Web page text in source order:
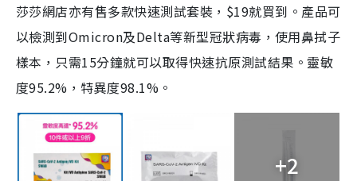
莎莎網店亦有售多款快速測試套裝，$19就買到。產品可
以檢測到Omicron及Delta等新型冠狀病毒，使用鼻拭子
樣本，只需15分鐘就可以取得快速抗原測試結果。靈敏
度95.2%，特異度98.1%。
+2